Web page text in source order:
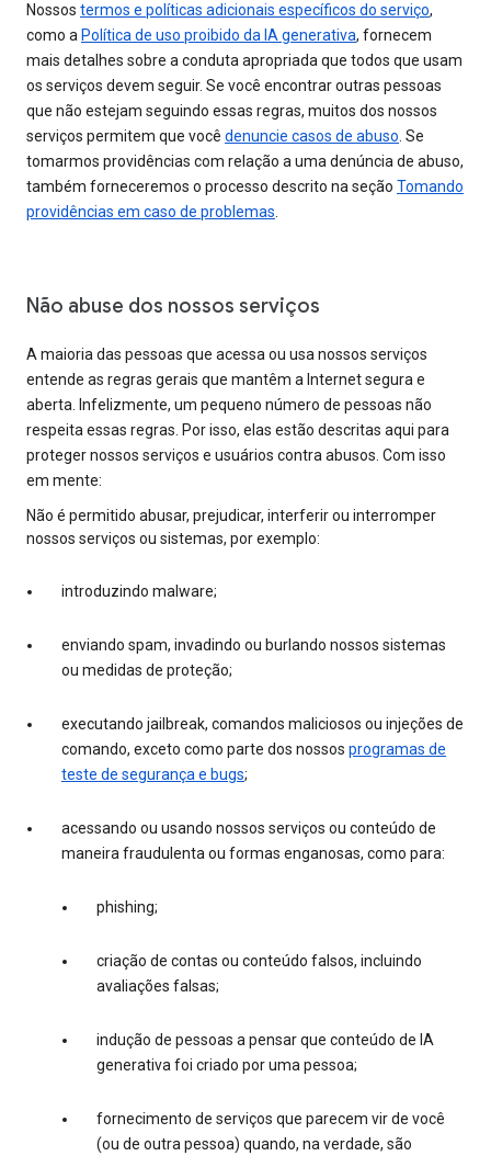
Nossos termos e políticas adicionais específicos do serviço,
como a Política de uso proibido da IA generativa, fornecem
mais detalhes sobre a conduta apropriada que todos que usam
os serviços devem seguir. Se você encontrar outras pessoas
que não estejam seguindo essas regras, muitos dos nossos
serviços permitem que você denuncie casos de abuso. Se
tomarmos providências com relação a uma denúncia de abuso,
também forneceremos o processo descrito na seção Tomando
providências em caso de problemas.
Não abuse dos nossos serviços
A maioria das pessoas que acessa ou usa nossos serviços
entende as regras gerais que mantêm a Internet segura e
aberta. Infelizmente, um pequeno número de pessoas não
respeita essas regras. Por isso, elas estão descritas aqui para
proteger nossos serviços e usuários contra abusos. Com isso
em mente:
Não é permitido abusar, prejudicar, interferir ou interromper
nossos serviços ou sistemas, por exemplo:
introduzindo malware;
enviando spam, invadindo ou burlando nossos sistemas
ou medidas de proteção;
executando jailbreak, comandos maliciosos ou injeções de
comando, exceto como parte dos nossos programas de
teste de segurança e bugs;
acessando ou usando nossos serviços ou conteúdo de
maneira fraudulenta ou formas enganosas, como para:
phishing;
criação de contas ou conteúdo falsos, incluindo
avaliações falsas;
indução de pessoas a pensar que conteúdo de IA
generativa foi criado por uma pessoa;
fornecimento de serviços que parecem vir de você
(ou de outra pessoa) quando, na verdade, são